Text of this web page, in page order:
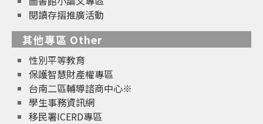
閱讀存摺推廣活動
其他專區 Other
性別平等教育
保護智慧財產權專區
台南二區輔導諮商中心※
學生事務資訊網
移民署ICERD專區